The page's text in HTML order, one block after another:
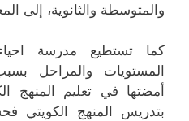
والمتوسطة والثانوية، إلى
كما تستطيع مدرسة
المستويات والمراحل
أمضتها في تعليم المنهج
بتدريس المنهج الكويتي